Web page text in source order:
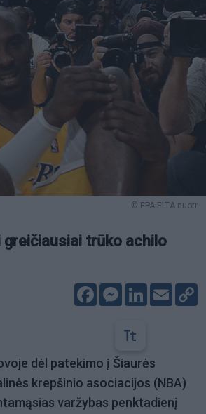
© EPA-ELTA nuotr.
greičiausiai trūko achilo
FacebookMessenger
LinkedIn
Email
dėl patekimo į Šiaurės
krepšinio asociacijos (NBA)
varžybas penktadienį